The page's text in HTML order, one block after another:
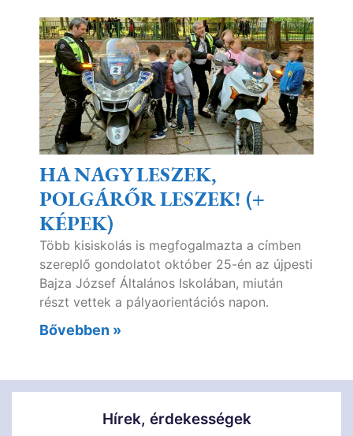
HA NAGY LESZEK,
POLGÁRŐR LESZEK! (+
KÉPEK)
Több kisiskolás is megfogalmazta a címben
szereplő gondolatot október 25-én az újpesti
Bajza József Általános Iskolában, miután
részt vettek a pályaorientációs napon.
Bővebben »
Hírek, érdekességek